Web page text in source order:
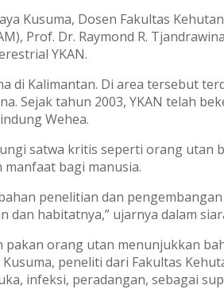
Kusuma, Dosen Fakultas
Prof. Dr. Raymond R.
YKAN.
di Kalimantan. Di area tersebut
Sejak tahun 2003, YKAN telah
Wehea.
satwa kritis seperti orang utan
bagi manusia.
penelitian dan
habitatnya,” ujarnya dalam
orang utan menunjukkan
peneliti dari Fakultas
infeksi, peradangan, sebagai